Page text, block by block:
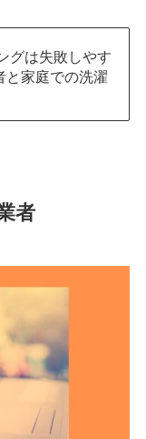
グは失敗しやす
と家庭での洗濯
者